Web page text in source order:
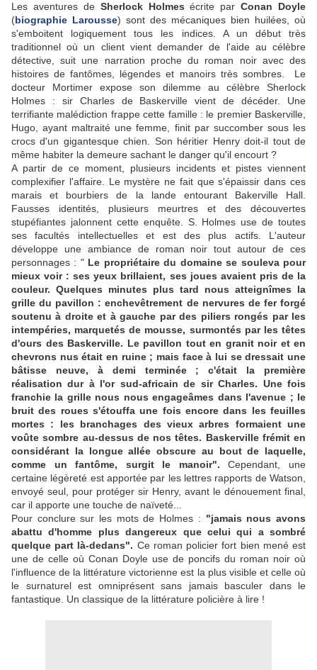
Les aventures de Sherlock Holmes écrite parConan Doyle
(biographie Larousse) sont des mécaniques bien huilées, où
s'emboitent logiquement tous les indices. A un début très
traditionnel où un client vient demander de l'aide au célèbre
détective, suit une narration proche du roman noir avec des
histoires de fantômes, légendes et manoirs très sombres. Le
docteur Mortimer expose son dilemme au célèbre Sherlock
Holmes : sir Charles de Baskerville vient de décéder. Une
terrifiante malédiction frappe cette famille : le premier Baskerville,
Hugo, ayant maltraité une femme, finit par succomber sous les
crocs d'un gigantesque chien. Son héritier Henry doit-il tout de
même habiter la demeure sachant le danger qu'il encourt ?
A partir de ce moment, plusieurs incidents et pistes viennent
complexifier l'affaire. Le mystère ne fait que s'épaissir dans ces
marais et bourbiers de la lande entourant Bakerville Hall.
Fausses identités, plusieurs meurtres et des découvertes
stupéfiantes jalonnent cette enquête. S. Holmes use de toutes
ses facultés intellectuelles et est des plus actifs. L'auteur
développe une ambiance de roman noir tout autour de ces
personnages : "Le propriétaire du domaine se souleva pour
mieux voir : ses yeux brillaient, ses joues avaient pris de la
couleur. Quelques minutes plus tard nous atteignîmes la
grille du pavillon : enchevêtrement de nervures de fer forgé
soutenu à droite et à gauche par des piliers rongés par les
intempéries, marquetés de mousse, surmontés par les têtes
d'ours des Baskerville. Le pavillon tout en granit noir et en
chevrons nus était en ruine ; mais face à lui se dressait une
bâtisse neuve, à demi terminée ; c'était la première
réalisation dur à l'or sud-africain de sir Charles. Une fois
franchie la grille nous nous engageâmes dans l'avenue ; le
bruit des roues s'étouffa une fois encore dans les feuilles
mortes : les branchages des vieux arbres formaient une
voûte sombre au-dessus de nos têtes. Baskerville frémit en
considérant la longue allée obscure au bout de laquelle,
comme un fantôme, surgit le manoir". Cependant, une
certaine légèreté est apportée par les lettres rapports de Watson,
envoyé seul, pour protéger sir Henry, avant le dénouement final,
car il apporte une touche de naïveté...
Pour conclure sur les mots de Holmes : "jamais nous avons
abattu d'homme plus dangereux que celui qui a sombré
quelque part là-dedans". Ce roman policier fort bien mené est
une de celle où Conan Doyle use de poncifs du roman noir où
l'influence de la littérature victorienne est la plus visible et celle où
le surnaturel est omniprésent sans jamais basculer dans le
fantastique. Un classique de la littérature policière à lire !